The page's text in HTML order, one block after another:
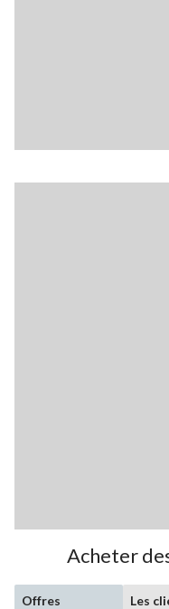
Acheter
Offres
Les